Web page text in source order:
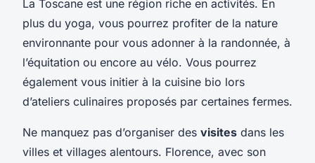
La Toscane est une région riche en activités. En
plus du yoga, vous pourrez profiter de la nature
environnante pour vous adonner à la randonnée, à
l’équitation ou encore au vélo. Vous pourrez
également vous initier à la cuisine bio lors
d’ateliers culinaires proposés par certaines fermes.
Ne manquez pas d’organiser des visites dans les
villes et villages alentours. Florence, avec son